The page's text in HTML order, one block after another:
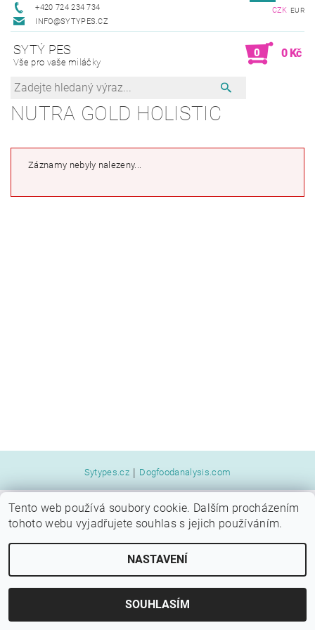
+420 724 234 734
INFO@SYTYPES.CZ
CZK EUR
SYTÝ PES
Vše pro vaše miláčky
0 0 Kč
NUTRA GOLD HOLISTIC
Záznamy nebyly nalezeny...
Sytypes.cz | Dogfoodanalysis.com
2026 © SYTÝ PES, všechna práva vyhrazena
Vytvořil Shoptet
Tento web používá soubory cookie. Dalším procházením
tohoto webu vyjadřujete souhlas s jejich používáním.
NASTAVENÍ
SOUHLASÍM